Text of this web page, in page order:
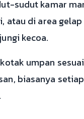
sudut kamar
atau di area
kecoa.
umpan
biasanya